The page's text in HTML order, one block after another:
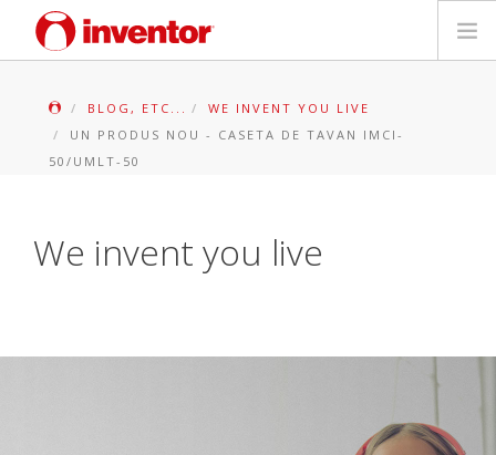
Store locator
BLOG, ETC...
WE INVENT YOU LIVE
UN PRODUS NOU - CASETA DE TAVAN IMCI-
50/UMLT-50
We invent you live